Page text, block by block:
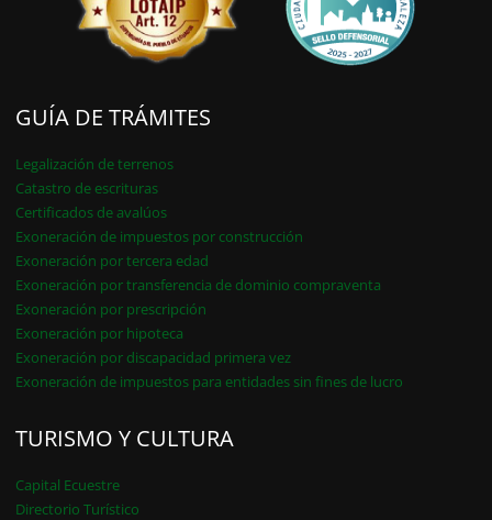
GUÍA DE TRÁMITES
Legalización de terrenos
Catastro de escrituras
Certificados de avalúos
Exoneración de impuestos por construcción
Exoneración por tercera edad
Exoneración por transferencia de dominio compraventa
Exoneración por prescripción
Exoneración por hipoteca
Exoneración por discapacidad primera vez
Exoneración de impuestos para entidades sin fines de lucro
TURISMO Y CULTURA
Capital Ecuestre
Directorio Turístico